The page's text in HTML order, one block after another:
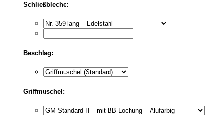
Schließbleche:
Beschlag:
Griffmuschel: